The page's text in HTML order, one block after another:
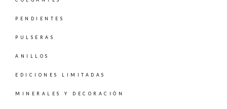
PENDIENTES
PULSERAS
ANILLOS
EDICIONES LIMITADAS
MINERALES Y DECORACIÓN